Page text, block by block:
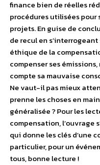
finance bien de réelles
procédures utilisées pour
projets. En guise de
de recul en
éthique de la
compenser ses
compte sa mauvaise
Ne vaut-il pas mieux
prenne les choses en
généralisée ? Pour les
compensation, l’ouvrage
qui donne les clés d’une
particulier, pour un
tous, bonne lecture !